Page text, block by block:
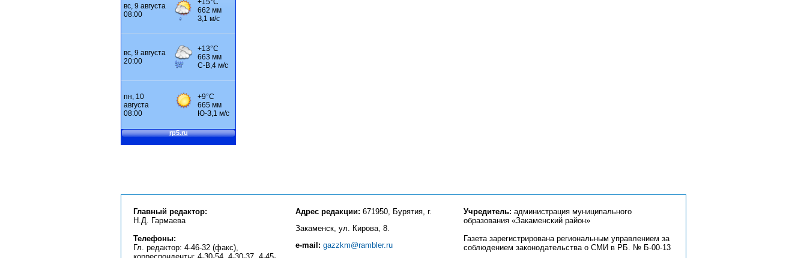
Главный редактор:
Н.Д. Гармаева
Телефоны:
Гл. редактор: 4-46-32 (факс),
Адрес редакции: 671950, Бурятия, г.
Закаменск, ул. Кирова, 8.
e-mail: gazzkm@rambler.ru
Учредитель: администрация муниципального
образования «Закаменский район»
Газета зарегистрирована региональным управлением за
соблюдением законодательства о СМИ в РБ. № Б-00-13